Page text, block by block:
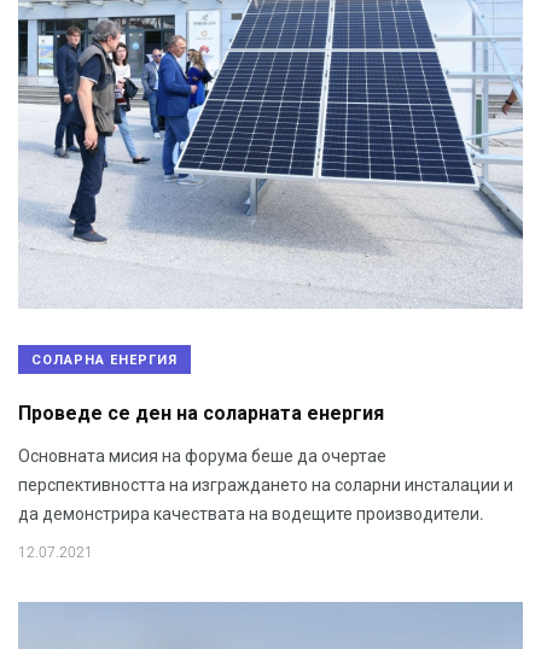
СОЛАРНА ЕНЕРГИЯ
Проведе се ден на соларната енергия
Основната мисия на форума беше да очертае
перспективността на изграждането на соларни инсталации и
да демонстрира качествата на водещите производители.
12.07.2021